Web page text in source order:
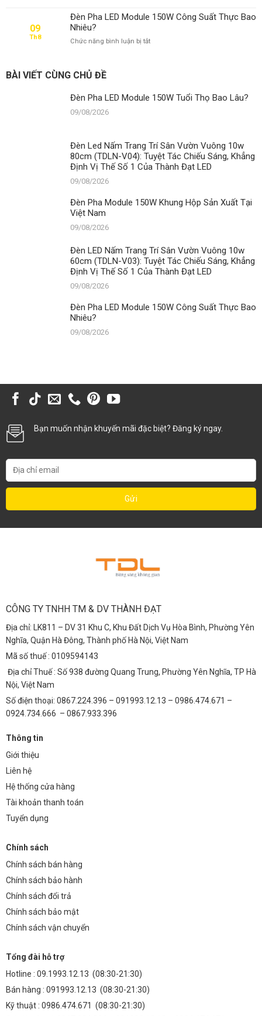
Sản
Việt
09
Th8
Đèn Pha LED Module 150W Công Suất Thực Bao
Nhiêu?
Chức năng bình luận bị tắtở
Công
BÀI VIẾT CÙNG CHỦ ĐỀ
Đèn Pha LED Module 150W Tuổi Thọ Bao Lâu?
09/08/2026
Đèn Led Nấm Trang Trí Sân Vườn Vuông 10w
80cm (TDLN-V04): Tuyệt Tác Chiếu Sáng, Khẳng
Định Vị Thế Số 1 Của Thành Đạt LED
09/08/2026
Đèn Pha Module 150W Khung Hộp Sản Xuất Tại
Việt Nam
09/08/2026
Đèn LED Nấm Trang Trí Sân Vườn Vuông 10w
60cm (TDLN-V03): Tuyệt Tác Chiếu Sáng, Khẳng
Định Vị Thế Số 1 Của Thành Đạt LED
09/08/2026
Đèn Pha LED Module 150W Công Suất Thực Bao
Nhiêu?
09/08/2026
Bạn muốn nhận khuyến mãi đặc biệt? Đăng ký ngay.
CÔNG TY TNHH TM & DV THÀNH ĐẠT
Địa chỉ: LK811 – DV 31 Khu C, Khu Đất Dịch Vụ Hòa Bình, Phường Yên
Nghĩa, Quận Hà Đông, Thành phố Hà Nội, Việt Nam
Mã số thuế : 0109594143
Địa chỉ Thuế : Số 938 đường Quang Trung, Phường Yên Nghĩa, TP Hà
Nội, Việt Nam
Số điện thoại: 0867.224.396 – 091993.12.13 – 0986.474.671 –
0924.734.666 – 0867.933.396
Thông tin
Giới thiệu
Liên hệ
Hệ thống cửa hàng
Tài khoản thanh toán
Tuyển dụng
Chính sách
Chính sách bán hàng
Chính sách bảo hành
Chính sách đổi trả
Chính sách bảo mật
Chính sách vận chuyển
Tổng đài hỗ trợ
Hotline : 09.1993.12.13 (08:30-21:30)
Bán hàng : 091993.12.13 (08:30-21:30)
Kỹ thuật : 0986.474.671 (08:30-21:30)